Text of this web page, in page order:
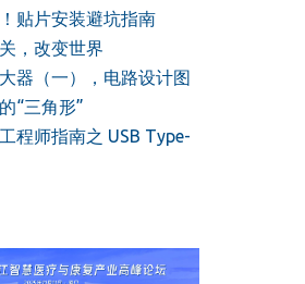
贴片安装避坑指南
，改变世界
器（一），电路设计图
“三角形”
程师指南之 USB Type-